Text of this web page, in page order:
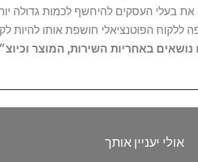
בעלי העסקים להיחשף לכמות גדולה
ללקוח הפוטנציאלי חושפת אותו להיות
נושאים באחריות השירות, המוצר
אולי יעניין אותך